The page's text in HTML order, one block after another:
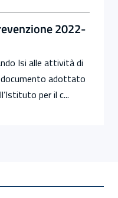
2022-
Isi alle attività di
adottato
per il c...